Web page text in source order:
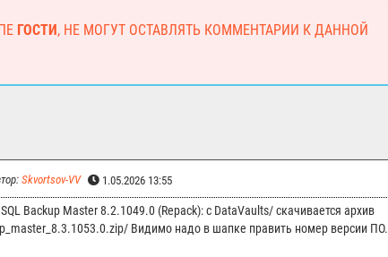
ГОСТИ, НЕ МОГУТ ОСТАВЛЯТЬ КОММЕНТАРИИ К ДАННОЙ
Skvortsov-VV 1.05.2026 13:55
Backup Master 8.2.1049.0 (Repack): с DataVaults/ скачивается архив
Видимо надо в шапке править номер версии ПО.